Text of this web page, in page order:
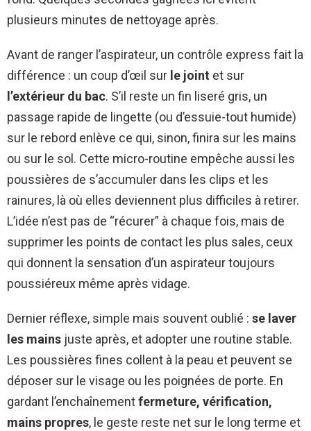
plusieurs minutes de nettoyage après.
Avant de ranger l’aspirateur, un contrôle express fait la
différence : un coup d’œil sur le joint et sur
l’extérieur du bac. S’il reste un fin liseré gris, un
passage rapide de lingette (ou d’essuie-tout humide)
sur le rebord enlève ce qui, sinon, finira sur les mains
ou sur le sol. Cette micro-routine empêche aussi les
poussières de s’accumuler dans les clips et les
rainures, là où elles deviennent plus difficiles à retirer.
L’idée n’est pas de “récurer” à chaque fois, mais de
supprimer les points de contact les plus sales, ceux
qui donnent la sensation d’un aspirateur toujours
poussiéreux même après vidage.
Dernier réflexe, simple mais souvent oublié : se laver
les mains juste après, et adopter une routine stable.
Les poussières fines collent à la peau et peuvent se
déposer sur le visage ou les poignées de porte. En
gardant l’enchaînementfermeture, vérification,
mains propres, le geste reste net sur le long terme et